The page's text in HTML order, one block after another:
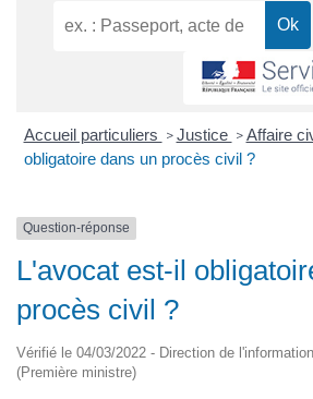
Accueil particuliers > Justice > Affaire
obligatoire dans un procès civil ?
Question-réponse
L'avocat est-il
procès civil ?
Vérifié le 04/03/2022 - Direction de
(Première ministre)